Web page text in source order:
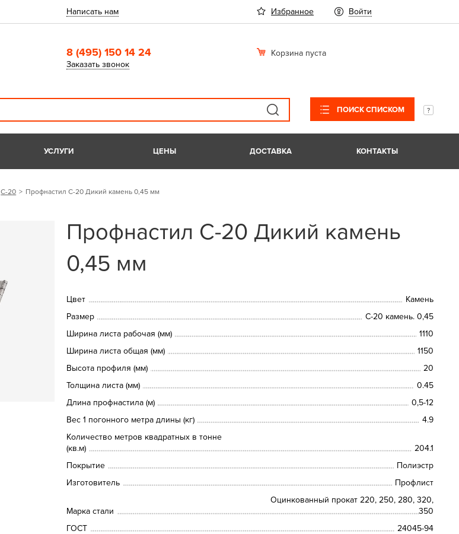
Написать нам Избранное Войти
8 (495) 150 14 24
Заказать звонок
Корзина пуста
ПОИСК СПИСКОМ
УСЛУГИ ЦЕНЫ ДОСТАВКА КОНТАКТЫ
С-20 Профнастил С-20 Дикий камень 0,45 мм
Профнастил С-20 Дикий камень
0,45 мм
Цвет
Камень
Размер
С-20 камень. 0,45
Ширина листа рабочая (мм)
1110
Ширина листа общая (мм)
1150
Высота профиля (мм)
20
Толщина листа (мм)
0.45
Длина профнастила (м)
0,5-12
Вес 1 погонного метра длины (кг)
4.9
Количество метров квадратных в тонне
(кв.м)
204.1
Покрытие
Полиэстр
Изготовитель
Профлист
Марка стали
Оцинкованный прокат 220, 250, 280, 320,
350
ГОСТ
24045-94